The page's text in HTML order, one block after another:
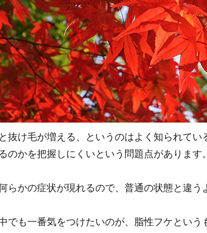
抜け毛が増える、というのはよく知られて
のかを把握しにくいという問題点があります。
らかの症状が現れるので、普通の状態と違う
でも一番気をつけたいのが、脂性フケという